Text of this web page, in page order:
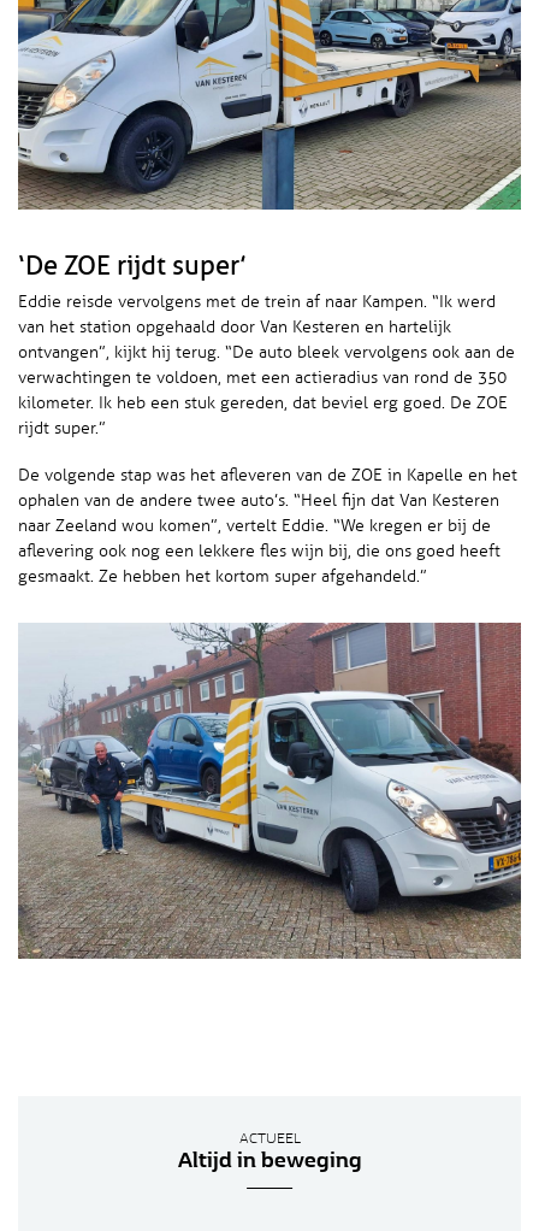
‘De ZOE rijdt super’
Eddie reisde vervolgens met de trein af naar Kampen. “Ik werd
van het station opgehaald door Van Kesteren en hartelijk
ontvangen”, kijkt hij terug. “De auto bleek vervolgens ook aan de
verwachtingen te voldoen, met een actieradius van rond de 350
kilometer. Ik heb een stuk gereden, dat beviel erg goed. De ZOE
rijdt super.”
De volgende stap was het afleveren van de ZOE in Kapelle en het
ophalen van de andere twee auto’s. “Heel fijn dat Van Kesteren
naar Zeeland wou komen”, vertelt Eddie. “We kregen er bij de
aflevering ook nog een lekkere fles wijn bij, die ons goed heeft
gesmaakt. Ze hebben het kortom super afgehandeld.”
ACTUEEL
Altijd in beweging